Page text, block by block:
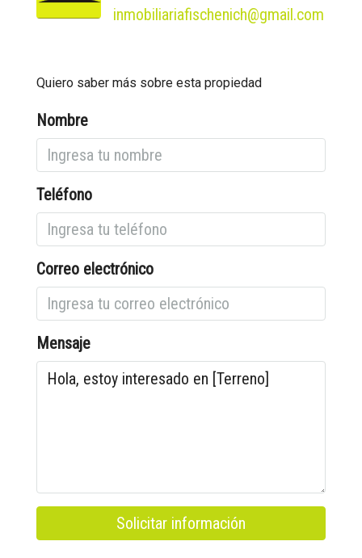
inmobiliariafischenich@gmail.com
Quiero saber más sobre esta propiedad
Nombre
Teléfono
Correo electrónico
Mensaje
Solicitar información